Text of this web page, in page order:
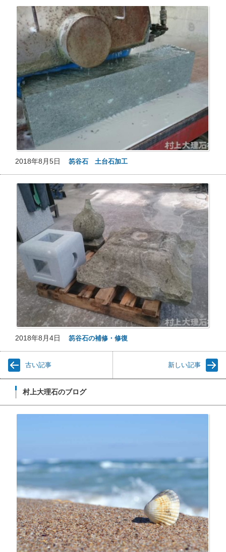
2018年8月5日 笏谷石 土台石加工
2018年8月4日 笏谷石の補修・修復
古い記事 新しい記事
村上大理石のブログ